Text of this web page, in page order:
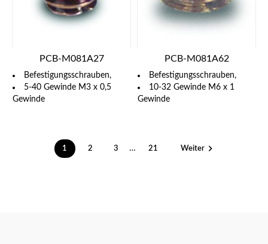
PCB-M081A27
Befestigungsschrauben,
5-40 Gewinde M3 x 0,5
Gewinde
PCB-M081A62
Befestigungsschrauben,
10-32 Gewinde M6 x 1
Gewinde
1 2 3 … 21 Weiter 